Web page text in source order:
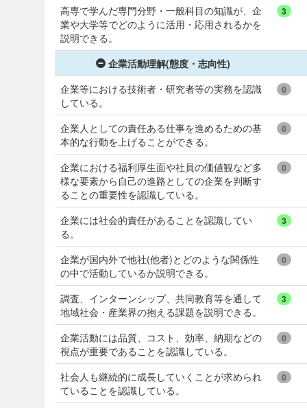
高専で学んだ専門分野・一般科目の知識が、企
業や大学等でどのように活用・応用されるかを
説明できる。
3
企業活動理解(態度・志向性)
企業等における技術者・研究者等の実務を認識
している。
0
企業人としての責任ある仕事を進めるための基
本的な行動を上げることができる。
0
企業における福利厚生面や社員の価値観など多
様な要素から自己の進路としての企業を判断す
ることの重要性を認識している。
0
企業には社会的責任があることを認識してい
る。
3
企業が国内外で他社(他者)とどのような関係性
の中で活動しているか説明できる。
0
調査、インターンシップ、共同教育等を通して
地域社会・産業界の抱える課題を説明できる。
3
企業活動には品質、コスト、効率、納期などの
視点が重要であることを認識している。
0
社会人も継続的に成長していくことが求められ
ていることを認識している。
0